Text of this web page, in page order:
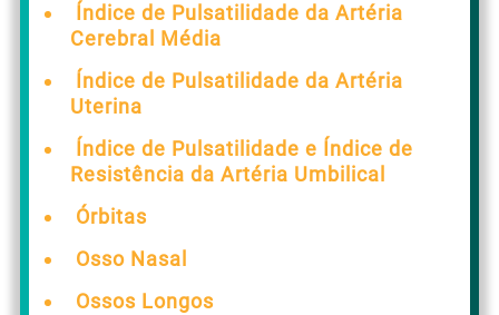
Índice de Pulsatilidade da Artéria
Cerebral Média
Índice de Pulsatilidade da Artéria
Uterina
Índice de Pulsatilidade e Índice de
Resistência da Artéria Umbilical
Órbitas
Osso Nasal
Ossos Longos